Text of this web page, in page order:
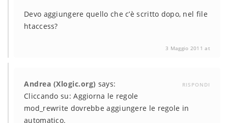
Devo aggiungere quello che c’è scritto dopo, nel file
htaccess?
3 Maggio 2011 at
Andrea (Xlogic.org) says: RISPONDI
Cliccando su: Aggiorna le regole
mod_rewrite dovrebbe aggiungere le regole in
automatico.